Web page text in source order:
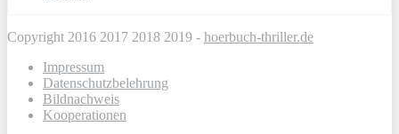
Copyright 2016 2017 2018 2019 - hoerbuch-thriller.de
Impressum
Datenschutzbelehrung
Bildnachweis
Kooperationen